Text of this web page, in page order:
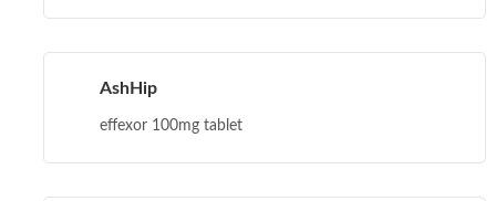
AshHip
effexor 100mg tablet